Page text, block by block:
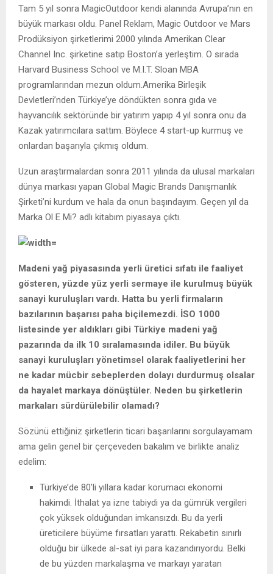
Tam 5 yıl sonra MagicOutdoor kendi alanında Avrupa’nın en
büyük markası oldu. Panel Reklam, Magic Outdoor ve Mars
Prodüksiyon şirketlerimi 2000 yılında Amerikan Clear
Channel Inc. şirketine satıp Boston’a yerleştim. O sırada
Harvard Business School ve M.I.T. Sloan MBA
programlarından mezun oldum.Amerika Birleşik
Devletleri’nden Türkiye’ye döndükten sonra gıda ve
hayvancılık sektöründe bir yatırım yapıp 4 yıl sonra onu da
Kazak yatırımcılara sattım. Böylece 4 start-up kurmuş ve
onlardan başarıyla çıkmış oldum.
Uzun araştırmalardan sonra 2011 yılında da ulusal markaları
dünya markası yapan Global Magic Brands Danışmanlık
Şirketi’ni kurdum ve hala da onun başındayım. Geçen yıl da
Marka Ol E Mi? adlı kitabım piyasaya çıktı.
Madeni yağ piyasasında yerli üretici sıfatı ile faaliyet
gösteren, yüzde yüz yerli sermaye ile kurulmuş büyük
sanayi kuruluşları vardı. Hatta bu yerli firmaların
bazılarının başarısı paha biçilemezdi. İSO 1000
listesinde yer aldıkları gibi Türkiye madeni yağ
pazarında da ilk 10 sıralamasında idiler. Bu büyük
sanayi kuruluşları yönetimsel olarak faaliyetlerini her
ne kadar mücbir sebeplerden dolayı durdurmuş olsalar
da hayalet markaya dönüştüler. Neden bu şirketlerin
markaları sürdürülebilir olamadı?
Sözünü ettiğiniz şirketlerin ticari başarılarını sorgulayamam
ama gelin genel bir çerçeveden bakalım ve birlikte analiz
edelim:
Türkiye’de 80’li yıllara kadar korumacı ekonomi
hakimdi. İthalat ya izne tabiydi ya da gümrük vergileri
çok yüksek olduğundan imkansızdı. Bu da yerli
üreticilere büyüme fırsatları yarattı. Rekabetin sınırlı
olduğu bir ülkede al-sat iyi para kazandırıyordu. Belki
de bu yüzden markalaşma ve markayı yaratan